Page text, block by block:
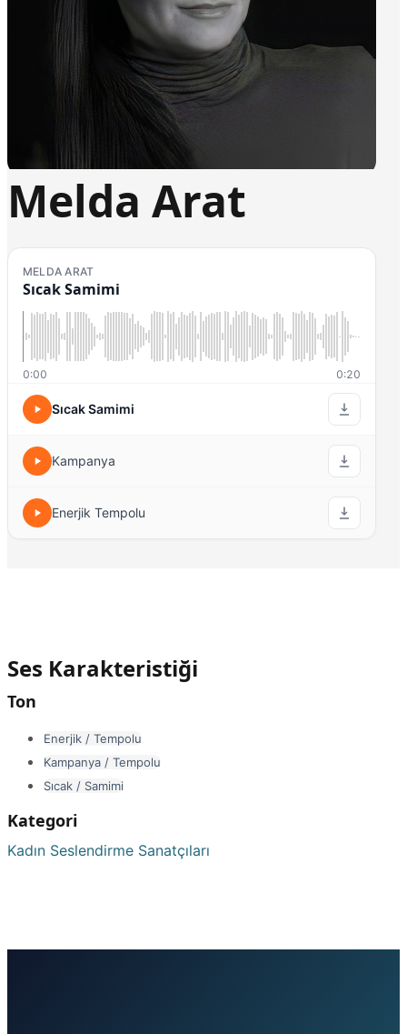
Melda Arat
MELDA ARAT
Sıcak Samimi
0:00 0:20
Sıcak Samimi
Kampanya
Enerjik Tempolu
Ses Karakteristiği
Ton
Enerjik / Tempolu
Kampanya / Tempolu
Sıcak / Samimi
Kategori
Kadın Seslendirme Sanatçıları